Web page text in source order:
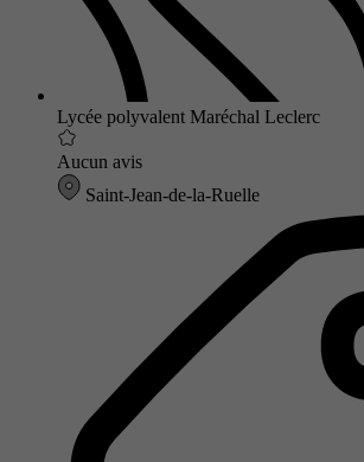
Lycée polyvalent Maréchal Leclerc
Aucun avis
Saint-Jean-de-la-Ruelle